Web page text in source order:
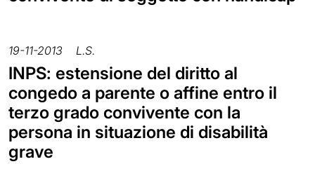
19-11-2013 L.S.
INPS: estensione del diritto al
congedo a parente o affine entro il
terzo grado convivente con la
persona in situazione di disabilità
grave